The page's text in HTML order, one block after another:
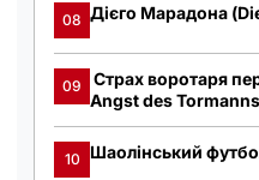
08 Дієго Марадона
09
Страх воротаря
Angst des
10
Шаолінський